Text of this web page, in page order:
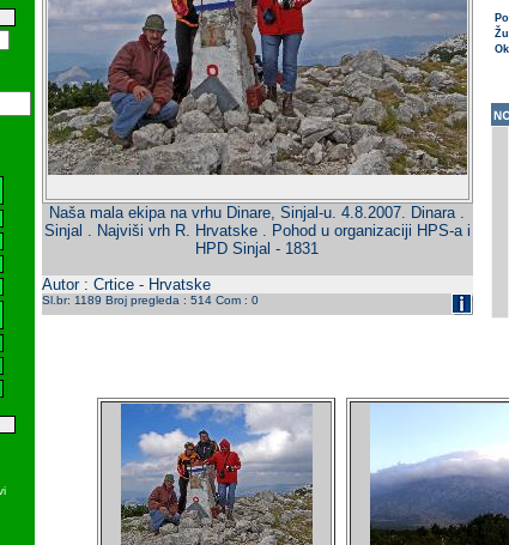
Naša mala ekipa na vrhu Dinare, Sinjal-u. 4.8.2007. Dinara .
Sinjal . Najviši vrh R. Hrvatske . Pohod u organizaciji HPS-a i
HPD Sinjal - 1831
Autor : Crtice - Hrvatske
Sl.br: 1189 Broj pregleda : 514 Com : 0